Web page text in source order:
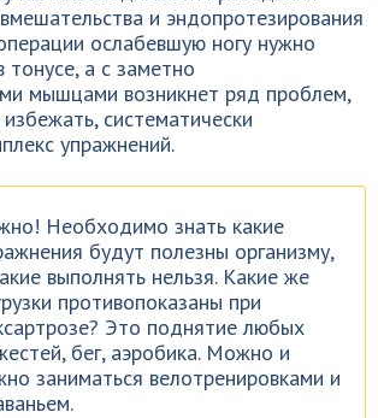
и эндопротезирования
ослабевшую ногу нужно
а с заметно
мышцами возникнет ряд проблем,
систематически
упражнений.
Необходимо знать какие
будут полезны организму,
выполнять нельзя. Какие же
противопоказаны при
Это поднятие любых
бег, аэробика. Можно и
заниматься велотренировками и